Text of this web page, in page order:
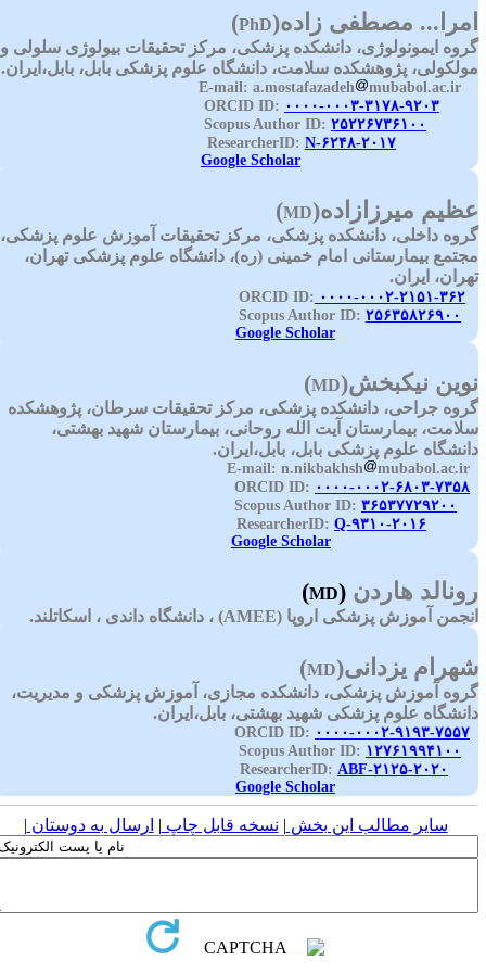
مصطفی زاده (PhD)
ایمونولوژی، دانشکده پزشکی، مرکز تحقیقات بیولوژی سلولی و
پژوهشکده سلامت، دانشگاه علوم پزشکی بابل، بابل،ایران.
a.mostafazadeh
mubabol.ac.ir
۰۰۰۰-۰۰۰۳-۳۱۷۸-۹۲۰۳
۲۵۲۲۶۷۳۶۱۰۰
N-۶۲۴۸-۲۰۱۷
Google Scholar
میرزازاده (MD)
داخلی، دانشکده پزشکی، مرکز تحقیقات آموزش علوم پزشکی،
بیمارستانی امام خمینی (ره)، دانشگاه علوم پزشکی تهران،
ایران.
۰۰۰۰-۰۰۰۲-۲۱۵۱-۳۶۲
۲۵۶۳۵۸۲۶۹۰۰
Google Scholar
نیکبخش(
MD
)
جراحی، دانشکده پزشکی، مرکز تحقیقات سرطان، پژوهشکده
بیمارستان آیت الله روحانی، بیمارستان شهید بهشتی،
علوم پزشکی بابل، بابل،ایران.
n.nikbakhsh
mubabol.ac.ir
۰۰۰۰-۰۰۰۲-۶۸۰۳-۷۳۵۸
۳۶۵۳۷۷۲۹۲۰۰
Q-۹۳۱۰-۲۰۱۶
Google Scholar
هاردن (MD )
آموزش پزشکی اروپا (AMEE) ، دانشگاه داندی ، اسکاتلند.
یزدانی(MD
)
آموزش پزشکی، دانشکده مجازی، آموزش پزشکی و مدیریت،
علوم پزشکی شهید بهشتی، بابل،ایران.
۰۰۰۰-۰۰۰۲-۹۱۹۳-۷۵۵۷
Scopus Author ID: ۱۲۷۶۱۹۹۴۱۰۰
ABF-۲۱۲۵-۲۰۲۰
Google Scholar
سایر مطالب این بخش | نسخه قابل چاپ| ارسال به دوستان|